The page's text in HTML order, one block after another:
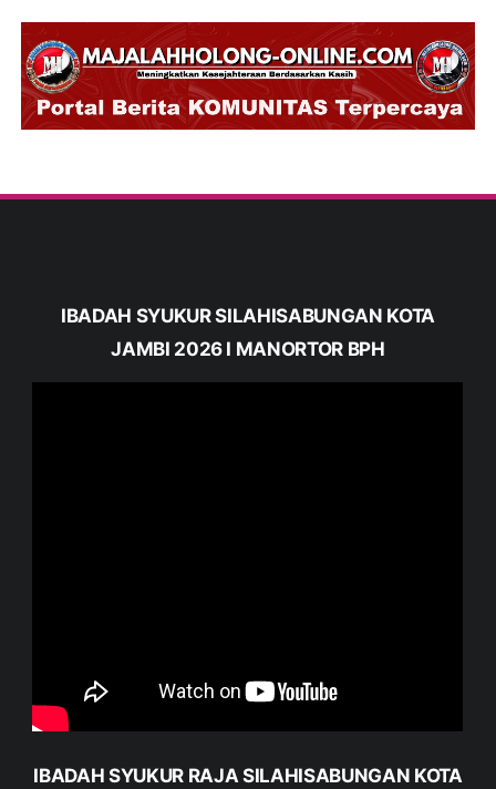
IBADAH SYUKUR SILAHISABUNGAN KOTA
JAMBI 2026 I MANORTOR BPH
IBADAH SYUKUR RAJA SILAHISABUNGAN KOTA